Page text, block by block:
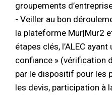
groupements
- Veiller au bon
la plateforme Mur|Mur2
étapes clés, l’ALEC
confiance » (vérification
par le dispositif pour les
les devis, participation à